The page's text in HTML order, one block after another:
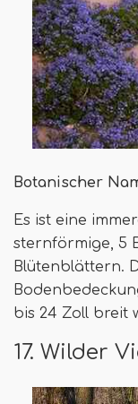
Botanischer
Es ist eine
sternförmige, 5
Blütenblättern.
bis 24 Zoll breit
17. Wilder